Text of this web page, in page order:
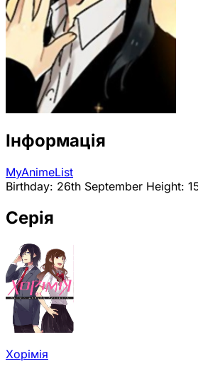
Інформація
MyAnimeList
Birthday: 26th September Height:
Серія
Хорімія